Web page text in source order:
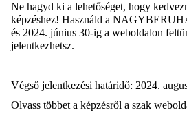
Ne hagyd ki a lehetőséget, hogy
képzéshez! Használd a
és 2024. június 30-ig a weboldalon
jelentkezhetsz.
Végső jelentkezési határidő: 2024.
Olvass többet a képzésről a szak